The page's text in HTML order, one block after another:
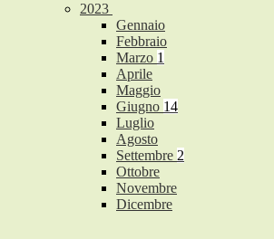
2023
Gennaio
Febbraio
Marzo 1
Aprile
Maggio
Giugno 14
Luglio
Agosto
Settembre 2
Ottobre
Novembre
Dicembre